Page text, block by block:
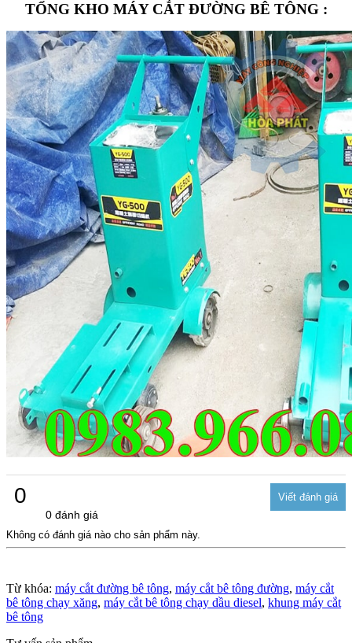
TỔNG KHO MÁY CẮT ĐƯỜNG BÊ TÔNG :
0
0 đánh giá
Không có đánh giá nào cho sản phẩm này.
Từ khóa: máy cắt đường bê tông, máy cắt bê tông đường, máy cắt
bê tông chạy xăng, máy cắt bê tông chạy dầu diesel, khung máy cắt
bê tông